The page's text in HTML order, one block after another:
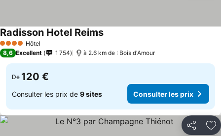
4 Étoiles Hôtel
Radisson Hotel Reims
8,6 Excellent 1 754 à 2.6 km de : Bois d'Amour
De 120 €
Consulter les prix de 9 sites Consulter les prix
Partager